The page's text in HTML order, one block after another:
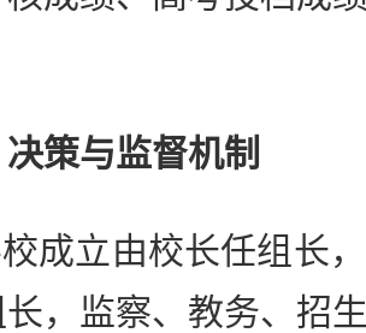
策与监督机制
立由校长任组长，
，监察、教务、招